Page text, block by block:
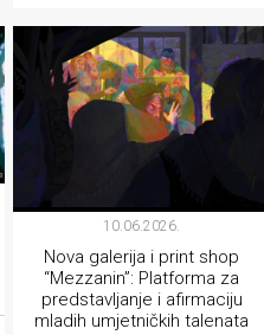
10.06.2026.
Nova galerija i print shop
“Mezzanin”: Platforma za
predstavljanje i afirmaciju
mladih umjetničkih talenata